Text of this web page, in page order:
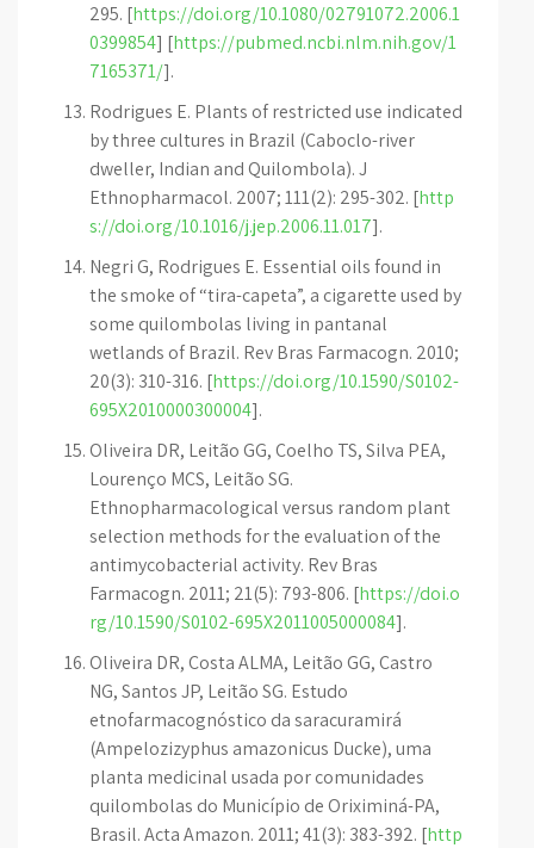
295. [https://doi.org/10.1080/02791072.2006.1
0399854] [https://pubmed.ncbi.nlm.nih.gov/1
7165371/].
Rodrigues E. Plants of restricted use indicated
by three cultures in Brazil (Caboclo-river
dweller, Indian and Quilombola). J
Ethnopharmacol. 2007; 111(2): 295-302. [http
s://doi.org/10.1016/j.jep.2006.11.017].
Negri G, Rodrigues E. Essential oils found in
the smoke of “tira-capeta”, a cigarette used by
some quilombolas living in pantanal
wetlands of Brazil. Rev Bras Farmacogn. 2010;
20(3): 310-316. [https://doi.org/10.1590/S0102-
695X2010000300004].
Oliveira DR, Leitão GG, Coelho TS, Silva PEA,
Lourenço MCS, Leitão SG.
Ethnopharmacological versus random plant
selection methods for the evaluation of the
antimycobacterial activity. Rev Bras
Farmacogn. 2011; 21(5): 793-806. [https://doi.o
rg/10.1590/S0102-695X2011005000084].
Oliveira DR, Costa ALMA, Leitão GG, Castro
NG, Santos JP, Leitão SG. Estudo
etnofarmacognóstico da saracuramirá
(Ampelozizyphus amazonicus Ducke), uma
planta medicinal usada por comunidades
quilombolas do Município de Oriximiná-PA,
Brasil. Acta Amazon. 2011; 41(3): 383-392. [http